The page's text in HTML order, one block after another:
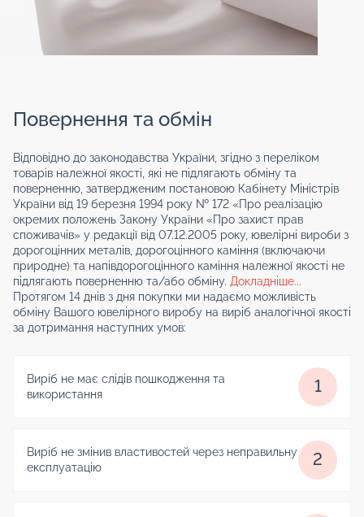
Повернення та обмін
Відповідно до законодавства України, згідно з переліком
товарів належної якості, які не підлягають обміну та
поверненню, затвердженим постановою Кабінету Міністрів
України від 19 березня 1994 року № 172 «Про реалізацію
окремих положень Закону України «Про захист прав
споживачів» у редакції від 07.12.2005 року, ювелірні вироби з
дорогоцінних металів, дорогоцінного каміння (включаючи
природне) та напівдорогоцінного каміння належної якості не
підлягають поверненню та/або обміну. Докладніше...
Протягом 14 днів з дня покупки ми надаємо можливість
обміну Вашого ювелірного виробу на виріб аналогічної якості
за дотримання наступних умов:
Виріб не має слідів пошкодження та
використання
1
Виріб не змінив властивостей через неправильну
експлуатацію
2